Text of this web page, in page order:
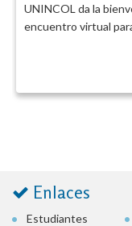
UNINCOL da la
encuentro virtual
Enlaces
Estudiantes